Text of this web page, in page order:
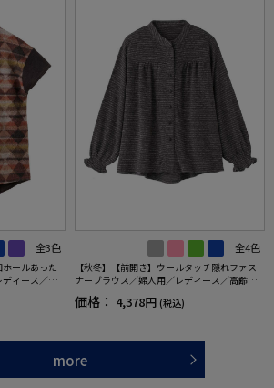
全3色
ホールあった
ィース／高
入欄付【C
全4色
【秋冬】【前開き】ウールタッチ隠れファス
ナーブラウス／婦人用／レディース／高齢者
／シニア／後ろ長め／名前記入欄付／ゆった
り／プレゼント／ギフト【CF】
価格： 4,378円 (税込)
more